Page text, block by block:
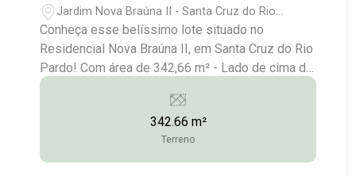
Jardim Nova Braúna II - Santa Cruz do Rio
Pardo/SP
Conheça esse belíssimo lote situado no
Residencial Nova Braúna II, em Santa Cruz do Rio
Pardo! Com área de 342,66 m² - Lado de cima da
rua Consulte-nos para maiores informações: (14)
3372-2528 / (14) 99743-9789
342.66 m²
Terreno